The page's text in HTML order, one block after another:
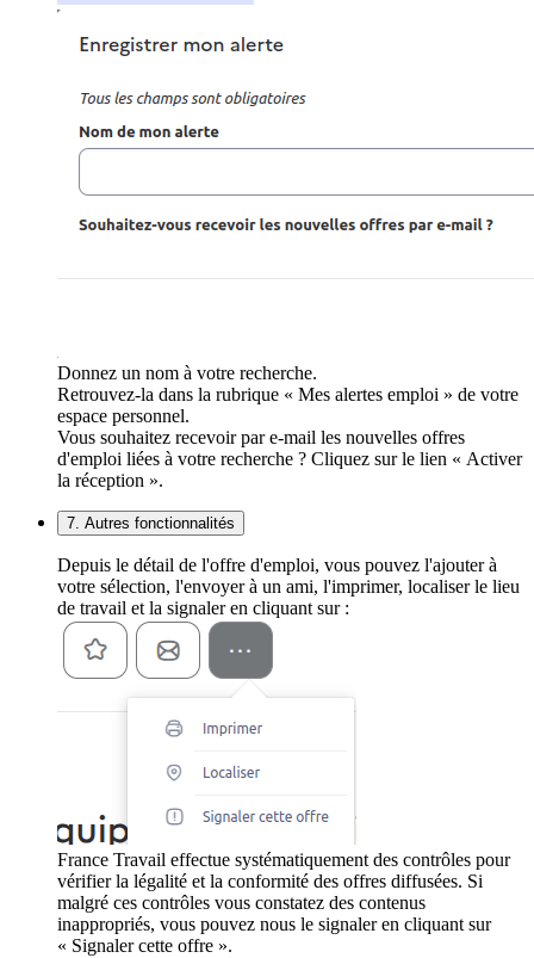
Donnez un nom à votre recherche.
Retrouvez-la dans la rubrique « Mes alertes emploi » de votre
espace personnel.
Vous souhaitez recevoir par e-mail les nouvelles offres
d'emploi liées à votre recherche ? Cliquez sur le lien « Activer
la réception ».
7. Autres fonctionnalités
Depuis le détail de l'offre d'emploi, vous pouvez l'ajouter à
votre sélection, l'envoyer à un ami, l'imprimer, localiser le lieu
de travail et la signaler en cliquant sur :
France Travail effectue systématiquement des contrôles pour
vérifier la légalité et la conformité des offres diffusées. Si
malgré ces contrôles vous constatez des contenus
inappropriés, vous pouvez nous le signaler en cliquant sur
« Signaler cette offre ».